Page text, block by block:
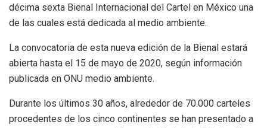
décima sexta Bienal Internacional del Cartel en México una
de las cuales está dedicada al medio ambiente.
La convocatoria de esta nueva edición de la Bienal estará
abierta hasta el 15 de mayo de 2020, según información
publicada en ONU medio ambiente.
Durante los últimos 30 años, alrededor de 70.000 carteles
procedentes de los cinco continentes se han presentado a